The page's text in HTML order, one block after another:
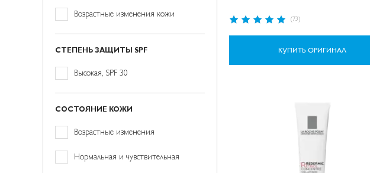
Рейтинг:
(73)
КУПИТЬ ОРИГИНАЛ
Возрастные изменения кожи
СТЕПЕНЬ ЗАЩИТЫ SPF
Высокая, SPF 30
СОСТОЯНИЕ КОЖИ
Возрастные изменения
Нормальная и чувствительная